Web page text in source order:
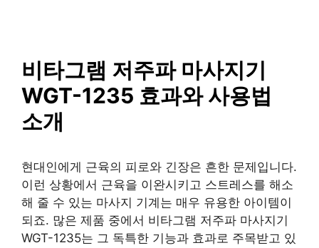
비타그램 저주파 마사지기
WGT-1235 효과와 사용법
소개
현대인에게 근육의 피로와 긴장은 흔한 문제입니다.
이런 상황에서 근육을 이완시키고 스트레스를 해소
해 줄 수 있는 마사지 기계는 매우 유용한 아이템이
되죠. 많은 제품 중에서 비타그램 저주파 마사지기
WGT-1235는 그 독특한 기능과 효과로 주목받고 있